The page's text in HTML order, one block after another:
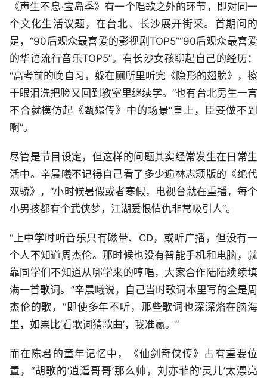
《声生不息·宝岛季》有一个唱歌之外的环节，即对同一
个文化生活议题，在台北、长沙展开街采。首期问的
是，“90后观众最喜爱的影视剧TOP5”“90后观众最喜爱
的华语流行音乐TOP5”。有长沙女孩聊起自己的经历：
“高考前的晚自习，躲在厕所里听完《隐形的翅膀》，擦
干眼泪洗把脸又回到教室里继续学。”也有台北男生一言
不合就模仿起《甄嬛传》中的场景“皇上，臣妾做不到
啊”。
尽管是节目设定，但这样的问题其实经常发生在日常生
活中。辛晨曦不记得自己看了多少遍林志颖版的《绝代
双骄》，“小时候暑假或者寒假，电视台就在重播，每个
小男孩都有个武侠梦，江湖爱恨情仇非常吸引人”。
“上中学时听音乐只有磁带、CD，或听广播，但没有一
个人不知道周杰伦。那时候也没有智能手机和电脑，就
靠同学们不知道从哪学来的哼唱，大家合作陆陆续续填
满一首歌词。”辛晨曦说，自己当时歌词本里写的全是周
杰伦的歌，“即使多年不听，那些歌词也深深烙在脑海
里，如果比‘看歌词猜歌曲’，我准赢。”
而在陈君的童年记忆中，《仙剑奇侠传》占有重要位
置，“胡歌的‘逍遥哥哥’那么帅，刘亦菲的‘灵儿’太漂亮